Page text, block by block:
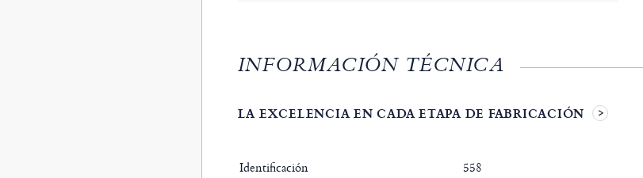
INFORMACIÓN TÉCNICA
LA EXCELENCIA EN CADA ETAPA DE FABRICACIÓN
Identificación
558